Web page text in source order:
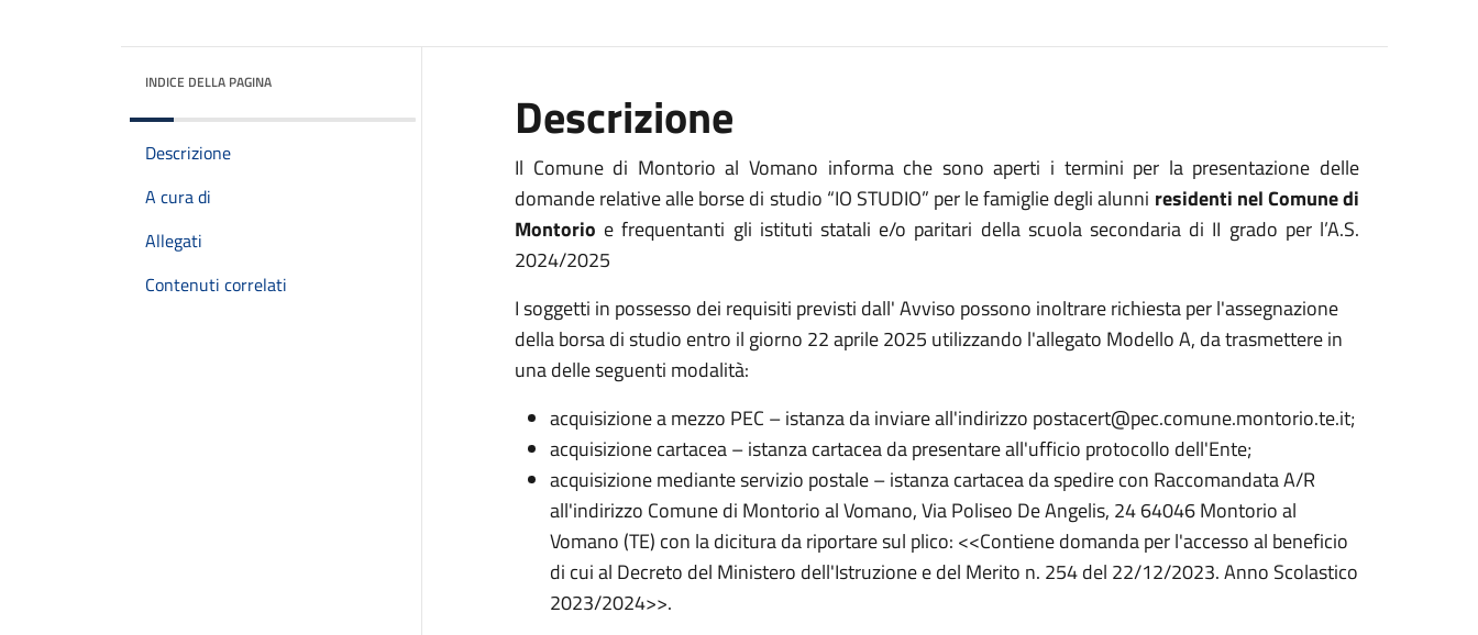
INDICE DELLA PAGINA
Descrizione
A cura di
Allegati
Contenuti correlati
Descrizione
Il Comune di Montorio al Vomano informa che sono aperti i termini per la presentazione delle
domande relative alle borse di studio “IO STUDIO” per le famiglie degli alunni residenti nel Comune di
Montorio e frequentanti gli istituti statali e/o paritari della scuola secondaria di II grado per l’A.S.
2024/2025
I soggetti in possesso dei requisiti previsti dall' Avviso possono inoltrare richiesta per l'assegnazione
della borsa di studio entro il giorno 22 aprile 2025 utilizzando l'allegato Modello A, da trasmettere in
una delle seguenti modalità:
acquisizione a mezzo PEC – istanza da inviare all'indirizzo postacert@pec.comune.montorio.te.it;
acquisizione cartacea – istanza cartacea da presentare all'ufficio protocollo dell'Ente;
acquisizione mediante servizio postale – istanza cartacea da spedire con Raccomandata A/R
all'indirizzo Comune di Montorio al Vomano, Via Poliseo De Angelis, 24 64046 Montorio al
Vomano (TE) con la dicitura da riportare sul plico: <<Contiene domanda per l'accesso al beneficio
di cui al Decreto del Ministero dell'Istruzione e del Merito n. 254 del 22/12/2023. Anno Scolastico
2023/2024>>.